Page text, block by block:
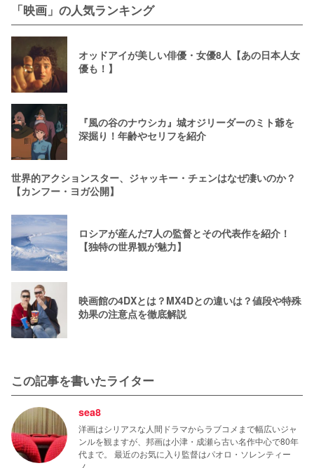
「映画」の人気ランキング
オッドアイが美しい俳優・女優8人【あの日本人女
優も！】
『風の谷のナウシカ』城オジリーダーのミト爺を
深掘り！年齢やセリフを紹介
世界的アクションスター、ジャッキー・チェンはなぜ凄いのか？
【カンフー・ヨガ公開】
ロシアが産んだ7人の監督とその代表作を紹介！
【独特の世界観が魅力】
映画館の4DXとは？MX4Dとの違いは？値段や特殊
効果の注意点を徹底解説
この記事を書いたライター
sea8
洋画はシリアスな人間ドラマからラブコメまで幅広いジャ
ンルを観ますが、邦画は小津・成瀬ら古い名作中心で80年
代まで。 最近のお気に入り監督はパオロ・ソレンティー